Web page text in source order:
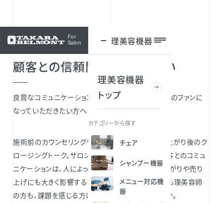
For
Salon
理美容機器
理美容機器
トップ
カテゴリーから探す
チェア
シャンプー機器
メニュー対応機
器
ログイン
顧客との信頼関係をつくりたい
良質なコミュニケーションを通じて、お客様にサロンのファンに
なっていただきたい方へ
施術前のカウンセリングや施術中の雑談、そして仕上がり後のク
ロージングトーク。サロンワークの大半を占める顧客とのコミュ
ニケーションは、人によって得意不得意があり、仕上がりや売り
上げにも大きく影響するため、サロンオーナーの方も理美容師
の方も、課題を感じる方は多いのではないでしょうか。